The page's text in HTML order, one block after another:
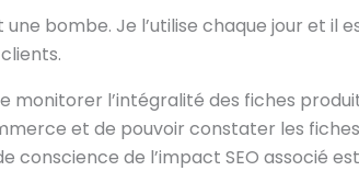
bombe. Je l’utilise chaque jour et il
monitorer l’intégralité des fiches
et de pouvoir constater les
conscience de l’impact SEO associé